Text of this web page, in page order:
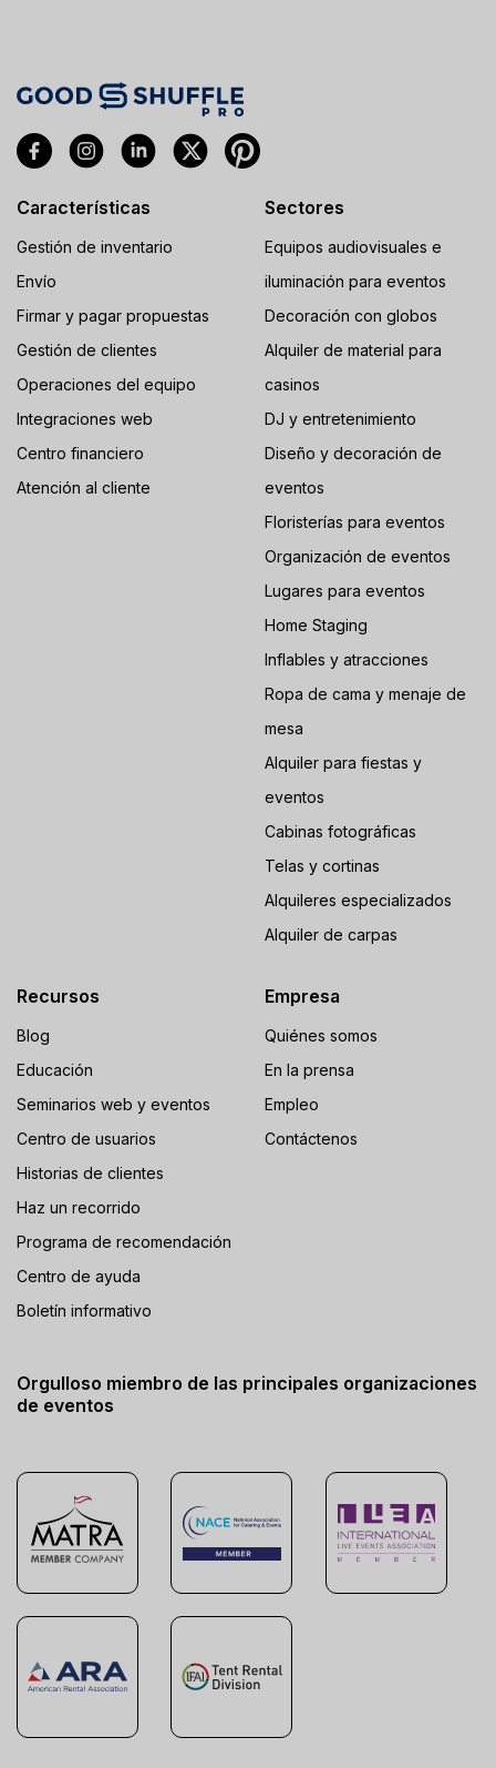
Características
Gestión de inventario
Envío
Firmar y pagar propuestas
Gestión de clientes
Operaciones del equipo
Integraciones web
Centro financiero
Atención al cliente
Sectores
Equipos audiovisuales e
iluminación para eventos
Decoración con globos
Alquiler de material para
casinos
DJ y entretenimiento
Diseño y decoración de
eventos
Floristerías para eventos
Organización de eventos
Lugares para eventos
Home Staging
Inflables y atracciones
Ropa de cama y menaje de
mesa
Alquiler para fiestas y
eventos
Cabinas fotográficas
Telas y cortinas
Alquileres especializados
Alquiler de carpas
Recursos
Blog
Educación
Seminarios web y eventos
Centro de usuarios
Historias de clientes
Haz un recorrido
Programa de recomendación
Centro de ayuda
Boletín informativo
Empresa
Quiénes somos
En la prensa
Empleo
Contáctenos
Orgulloso miembro de las principales organizaciones
de eventos